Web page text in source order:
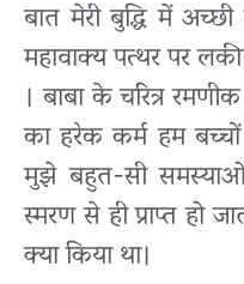
बात मेरी बुद्धि में
महावाक्य पत्थर पर
। बाबा के चरित्र
का हरेक कर्म हम
मुझे बहुत-सी
स्मरण से ही प्राप्त हो
क्या किया था।